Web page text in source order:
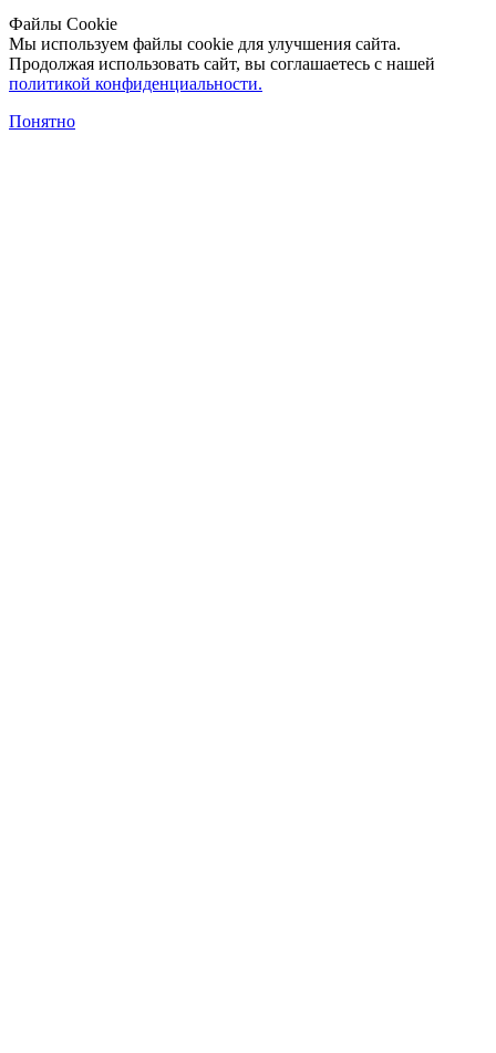
Файлы Cookie
Мы используем файлы cookie для улучшения сайта.
Продолжая использовать сайт, вы соглашаетесь с нашей
политикой конфиденциальности.
Понятно